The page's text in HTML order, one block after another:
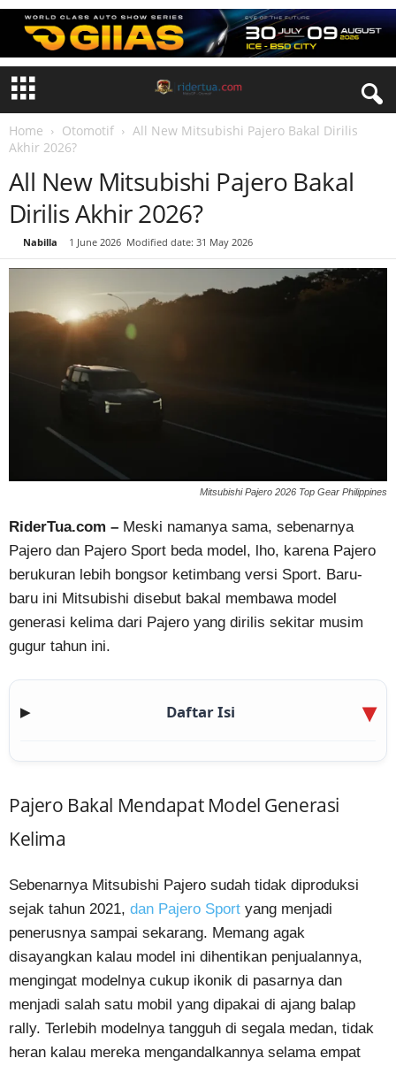
Home Otomotif
All New Mitsubishi Pajero Bakal Dirilis
Akhir 2026?
All New Mitsubishi Pajero Bakal
Dirilis Akhir 2026?
Nabilla 1 June 2026 Modified date: 31 May 2026
Mitsubishi Pajero 2026 Top Gear Philippines
RiderTua.com – Meski namanya sama, sebenarnya
Pajero dan Pajero Sport beda model, lho, karena Pajero
berukuran lebih bongsor ketimbang versi Sport. Baru-
baru ini Mitsubishi disebut bakal membawa model
generasi kelima dari Pajero yang dirilis sekitar musim
gugur tahun ini.
▶ Daftar Isi
Pajero Bakal Mendapat Model Generasi
Kelima
Sebenarnya Mitsubishi Pajero sudah tidak diproduksi
sejak tahun 2021, dan Pajero Sport yang menjadi
penerusnya sampai sekarang. Memang agak
disayangkan kalau model ini dihentikan penjualannya,
mengingat modelnya cukup ikonik di pasarnya dan
menjadi salah satu mobil yang dipakai di ajang balap
rally. Terlebih modelnya tangguh di segala medan, tidak
heran kalau mereka mengandalkannya selama empat